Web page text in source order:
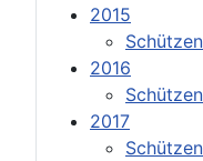
2015
2016
2017